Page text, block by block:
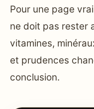
Pour une page
ne doit pas rester
vitamines,
et prudences
conclusion.